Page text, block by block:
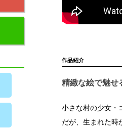
作品紹介
精緻な絵で魅せ
小さな村の少女・
だが、生まれた時